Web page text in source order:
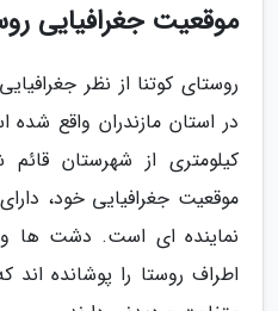
موقعیت جغرافیایی
روستای کوتنا از نظر
کیلومتری از شهرستان
موقعیت جغرافیایی خود،
نماینده ای است. دشت ها و
اطراف روستا را پوشانده